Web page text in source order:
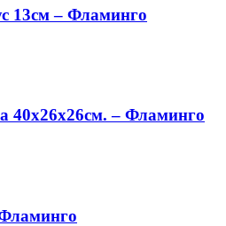
13см – Фламинго
40х26х26см. – Фламинго